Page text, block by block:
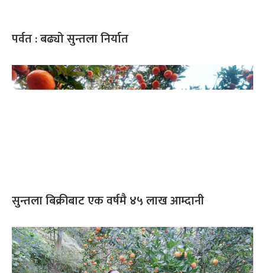
पर्वत : बढ्यो सुन्तला निर्यात
सुन्तला बिक्रीबाट एक वर्षमै ४५ लाख आम्दानी